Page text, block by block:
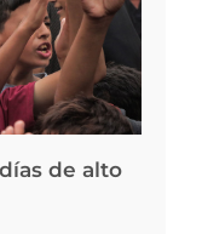
de alto